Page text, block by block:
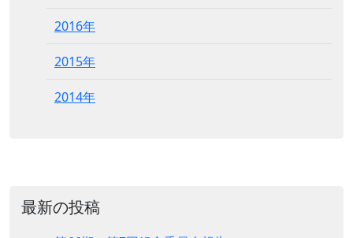
2016年
2015年
2014年
最新の投稿